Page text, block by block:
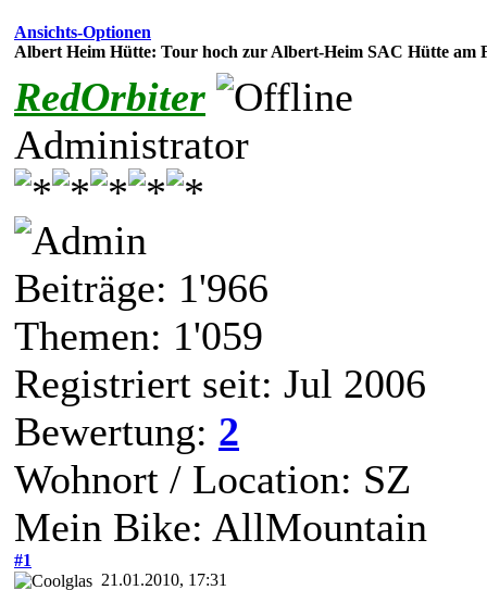
Ansichts-Optionen
Albert Heim Hütte: Tour hoch zur Albert-Heim SAC Hütte am
RedOrbiter
Administrator
Beiträge: 1'966
Themen: 1'059
Registriert seit: Jul 2006
Bewertung: 2
Wohnort / Location: SZ
Mein Bike: AllMountain
#1
21.01.2010, 17:31